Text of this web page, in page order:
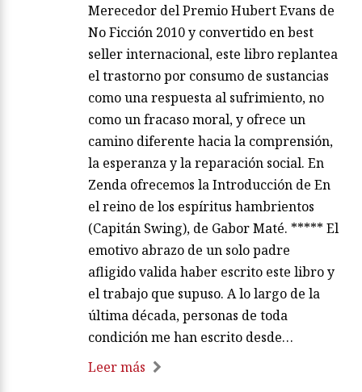
Merecedor del Premio Hubert Evans de
No Ficción 2010 y convertido en best
seller internacional, este libro replantea
el trastorno por consumo de sustancias
como una respuesta al sufrimiento, no
como un fracaso moral, y ofrece un
camino diferente hacia la comprensión,
la esperanza y la reparación social. En
Zenda ofrecemos la Introducción de En
el reino de los espíritus hambrientos
(Capitán Swing), de Gabor Maté. ***** El
emotivo abrazo de un solo padre
afligido valida haber escrito este libro y
el trabajo que supuso. A lo largo de la
última década, personas de toda
condición me han escrito desde…
Leer más